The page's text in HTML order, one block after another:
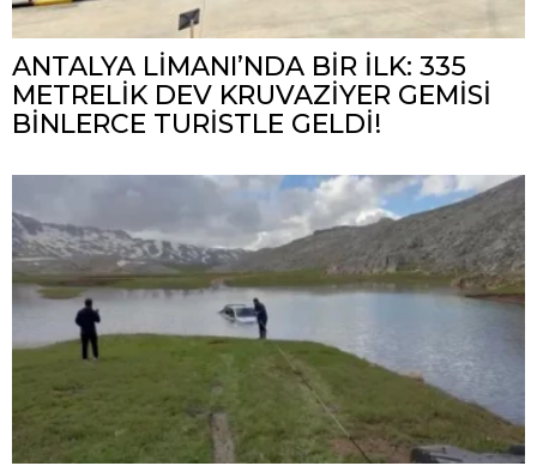
ANTALYA LİMANI’NDA BİR İLK: 335
METRELİK DEV KRUVAZİYER GEMİSİ
BİNLERCE TURİSTLE GELDİ!